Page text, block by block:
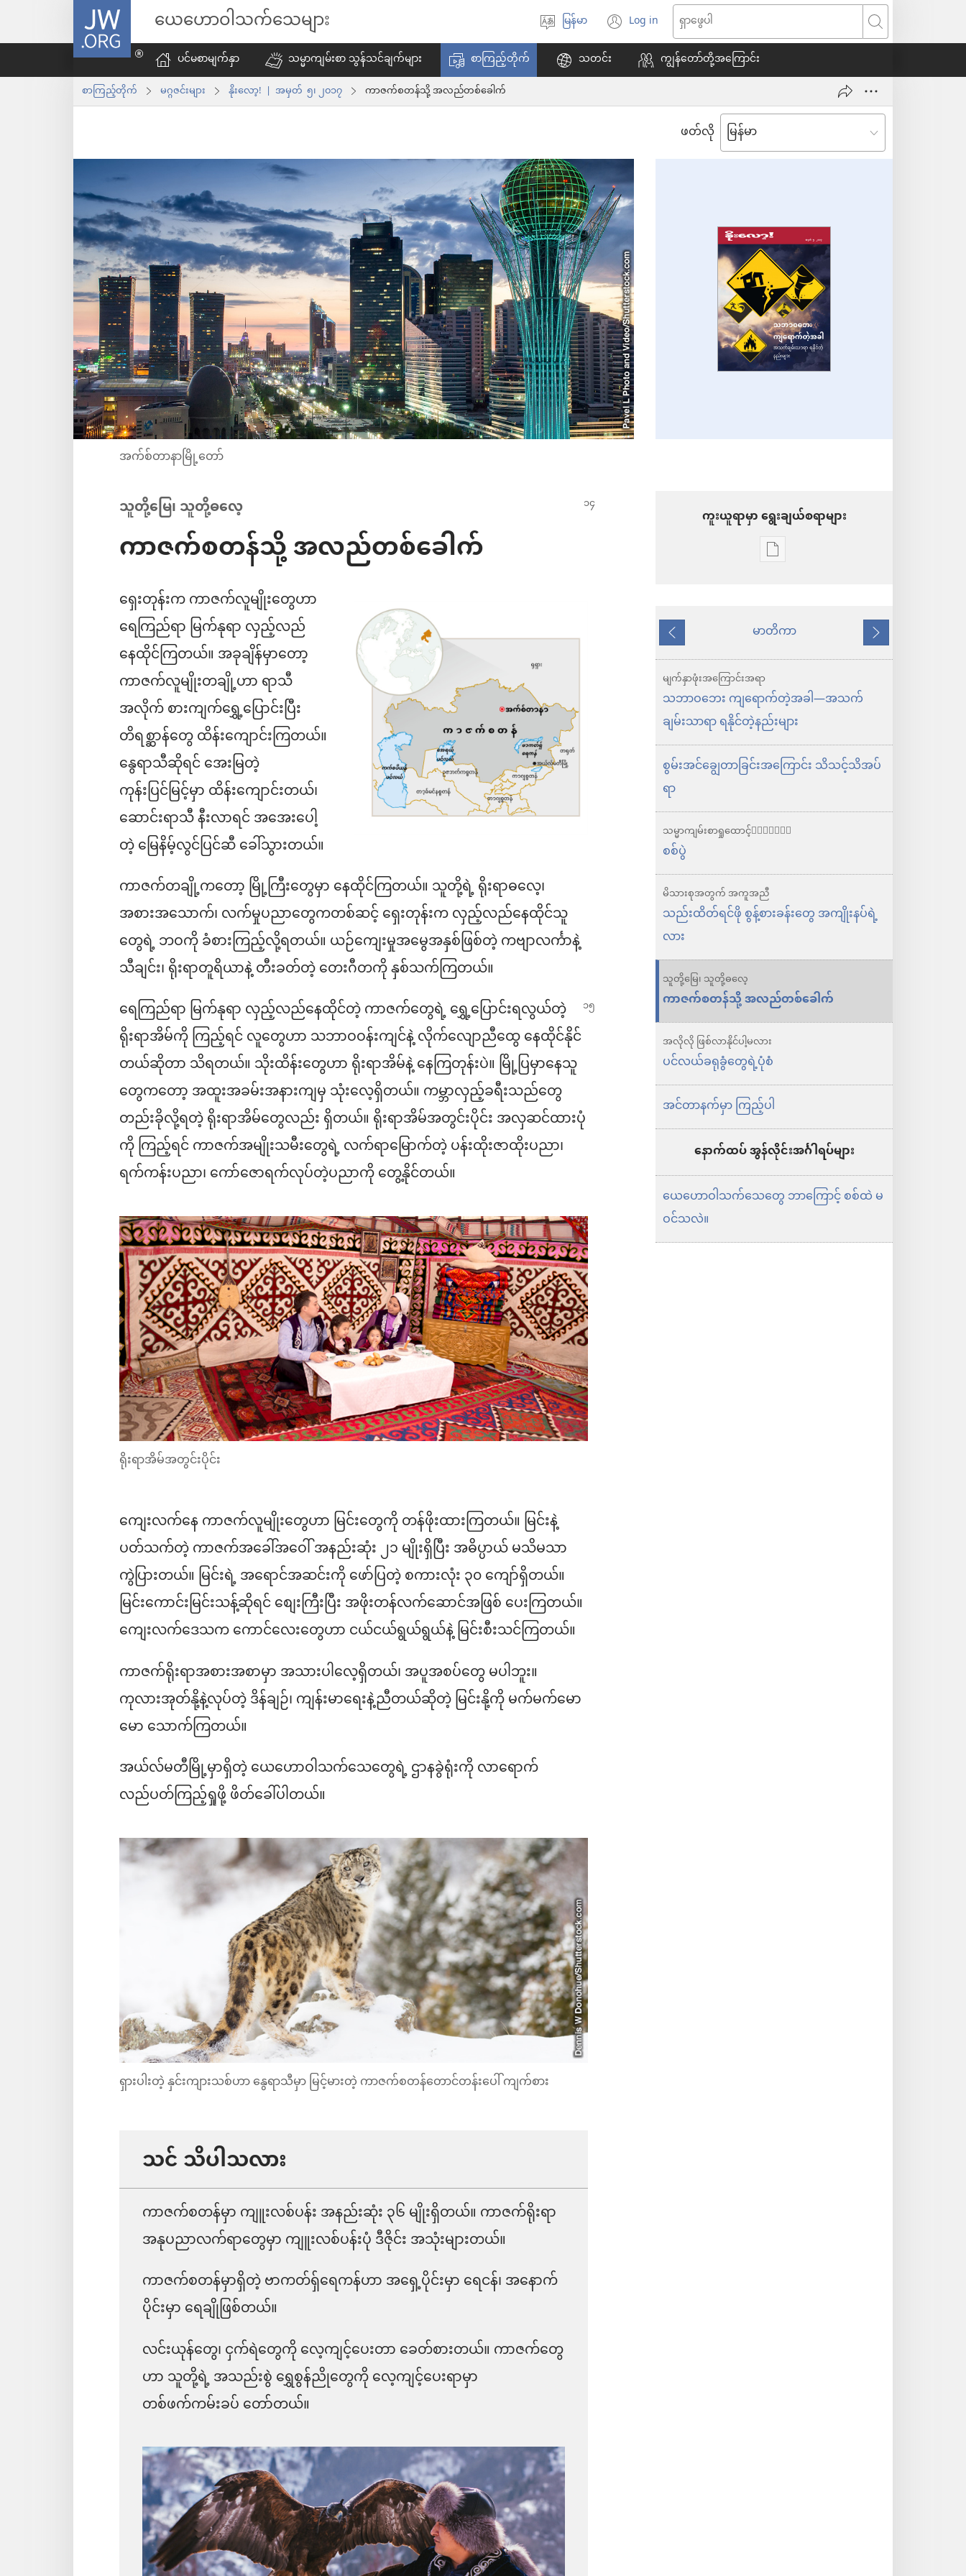
JW.ORG ယေဟောဝါသက်သေများ
ဘာသာစကား
ရွေးချယ်
ပါ
မြန်မာ Log in
(window
အသစ်
ဖွ
နေ
ရှာဖွေ
ပါ
ပင်မစာမျက်နှာ သမ္မာကျမ်းစာ သွန်သင်ချက်များ စာကြည့်တိုက် သတင်း ကျွန်တော်တို့အကြောင်း
စာကြည့်တိုက် မဂ္ဂဇင်းများ နိုးလော့! | အမှတ် ၅၊ ၂၀၁၇ ကာဇက်စတန်သို့ အလည်တစ်ခေါက်
ဖတ်လို
အက်စ်တာနာမြို့တော်
သူတို့မြေ၊ သူတို့ဓလေ့
ကာဇက်စတန်သို့ အလည်တစ်ခေါက်
ရှေးတုန်းက ကာဇက်လူမျိုးတွေဟာ
ရေကြည်ရာ မြက်နုရာ လှည့်လည်
နေထိုင်ကြတယ်။ အခုချိန်မှာတော့
ကာဇက်လူမျိုးတချို့ဟာ ရာသီ
အလိုက် စားကျက်ရွှေ့ပြောင်းပြီး
တိရစ္ဆာန်တွေ ထိန်းကျောင်းကြတယ်။
နွေရာသီဆိုရင် အေးမြတဲ့
ကုန်းပြင်မြင့်မှာ ထိန်းကျောင်းတယ်၊
ဆောင်းရာသီ နီးလာရင် အအေးပေါ့
တဲ့ မြေနိမ့်လွင်ပြင်ဆီ ခေါ်သွားတယ်။
ကာဇက်တချို့ကတော့ မြို့ကြီးတွေမှာ နေထိုင်ကြတယ်။ သူတို့ရဲ့ ရိုးရာဓလေ့၊
အစားအသောက်၊ လက်မှုပညာတွေကတစ်ဆင့် ရှေးတုန်းက လှည့်လည်နေထိုင်သူ
တွေရဲ့ ဘဝကို ခံစားကြည့်လို့ရတယ်။ ယဉ်ကျေးမှုအမွေအနှစ်ဖြစ်တဲ့ ကဗျာလင်္ကာနဲ့
သီချင်း၊ ရိုးရာတူရိယာနဲ့ တီးခတ်တဲ့ တေးဂီတကို နှစ်သက်ကြတယ်။
ရေကြည်ရာ မြက်နုရာ လှည့်လည်နေထိုင်တဲ့ ကာဇက်တွေရဲ့ ရွှေ့ပြောင်းရလွယ်တဲ့
ရိုးရာအိမ်ကို ကြည့်ရင် လူတွေဟာ သဘာဝဝန်းကျင်နဲ့ လိုက်လျောညီထွေ နေထိုင်နိုင်
တယ်ဆိုတာ သိရတယ်။ သိုးထိန်းတွေဟာ ရိုးရာအိမ်နဲ့ နေကြတုန်းပဲ။ မြို့ပြမှာနေသူ
တွေကတော့ အထူးအခမ်းအနားကျမှ သုံးလေ့ရှိတယ်။ ကမ္ဘာလှည့်ခရီးသည်တွေ
တည်းခိုလို့ရတဲ့ ရိုးရာအိမ်တွေလည်း ရှိတယ်။ ရိုးရာအိမ်အတွင်းပိုင်း အလှဆင်ထားပုံ
ကို ကြည့်ရင် ကာဇက်အမျိုးသမီးတွေရဲ့ လက်ရာမြောက်တဲ့ ပန်းထိုးဇာထိုးပညာ၊
ရက်ကန်းပညာ၊ ကော်ဇောရက်လုပ်တဲ့ပညာကို တွေ့နိုင်တယ်။
ရိုးရာအိမ်အတွင်းပိုင်း
ကျေးလက်နေ ကာဇက်လူမျိုးတွေဟာ မြင်းတွေကို တန်ဖိုးထားကြတယ်။ မြင်းနဲ့
ပတ်သက်တဲ့ ကာဇက်အခေါ်အဝေါ် အနည်းဆုံး ၂၁ မျိုးရှိပြီး အဓိပ္ပာယ် မသိမသာ
ကွဲပြားတယ်။ မြင်းရဲ့ အရောင်အဆင်းကို ဖော်ပြတဲ့ စကားလုံး ၃၀ ကျော်ရှိတယ်။
မြင်းကောင်းမြင်းသန့်ဆိုရင် စျေးကြီးပြီး အဖိုးတန်လက်ဆောင်အဖြစ် ပေးကြတယ်။
ကျေးလက်ဒေသက ကောင်လေးတွေဟာ ငယ်ငယ်ရွယ်ရွယ်နဲ့ မြင်းစီးသင်ကြတယ်။
ကာဇက်ရိုးရာအစားအစာမှာ အသားပါလေ့ရှိတယ်၊ အပူအစပ်တွေ မပါဘူး။
ကုလားအုတ်နို့နဲ့လုပ်တဲ့ ဒိန်ချဉ်၊ ကျန်းမာရေးနဲ့ညီတယ်ဆိုတဲ့ မြင်းနို့ကို မက်မက်မော
မော သောက်ကြတယ်။
အယ်လ်မတီမြို့မှာရှိတဲ့ ယေဟောဝါသက်သေတွေရဲ့ ဌာနခွဲရုံးကို လာရောက်
လည်ပတ်ကြည့်ရှုဖို့ ဖိတ်ခေါ်ပါတယ်။
ရှားပါးတဲ့ နှင်းကျားသစ်ဟာ နွေရာသီမှာ မြင့်မားတဲ့ ကာဇက်စတန်တောင်တန်းပေါ် ကျက်စား
သင် သိပါသလား
ကာဇက်စတန်မှာ ကျူးလစ်ပန်း အနည်းဆုံး ၃၆ မျိုးရှိတယ်။ ကာဇက်ရိုးရာ
အနုပညာလက်ရာတွေမှာ ကျူးလစ်ပန်းပုံ ဒီဇိုင်း အသုံးများတယ်။
ကာဇက်စတန်မှာရှိတဲ့ ဗာကတ်ရှ်ရေကန်ဟာ အရှေ့ပိုင်းမှာ ရေငန်၊ အနောက်
ပိုင်းမှာ ရေချိုဖြစ်တယ်။
လင်းယုန်တွေ၊ ငှက်ရဲတွေကို လေ့ကျင့်ပေးတာ ခေတ်စားတယ်။ ကာဇက်တွေ
ဟာ သူတို့ရဲ့ အသည်းစွဲ ရွှေစွန်ညိုတွေကို လေ့ကျင့်ပေးရာမှာ
တစ်ဖက်ကမ်းခပ် တော်တယ်။
ကူးယူရာမှာ ရွေးချယ်စရာများ
စာပေ
ရာ
စရာ
များ
နိုး
လော့!
ဝ
ဘေး
ရောက်
တဲ့
အခါ​
ရာ
ရ
တဲ့
နည်း
များ
နောက်သို့ မာတိကာ
ရှေ့
သို့
မျက်နှာဖုံး​အကြောင်းအရာ
သဘာဝဘေး ကျရောက်တဲ့အခါ—အသက်
ချမ်းသာရာ ရနိုင်တဲ့နည်းများ
စွမ်းအင်ချွေတာခြင်းအကြောင်း သိသင့်သိအပ်
ရာ
သမ္မာကျမ်းစာ​ရှုထောင့်
စစ်ပွဲ
မိသားစုအတွက် အကူအညီ
သည်းထိတ်ရင်ဖို စွန့်စားခန်းတွေ အကျိုးနပ်ရဲ့
လား
သူတို့မြေ၊ သူတို့ဓလေ့
ကာဇက်စတန်သို့ အလည်တစ်ခေါက်
အလိုလို ဖြစ်လာနိုင်ပါ့မလား
ပင်လယ်ခရုခွံတွေရဲ့ပုံစံ
အင်တာနက်မှာ ကြည့်ပါ
နောက်ထပ် အွန်လိုင်းအင်္ဂါရပ်များ
ယေဟောဝါသက်သေတွေ ဘာကြောင့် စစ်ထဲ မ
ဝင်သလဲ။